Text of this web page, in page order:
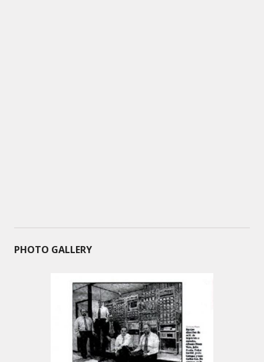
PHOTO GALLERY